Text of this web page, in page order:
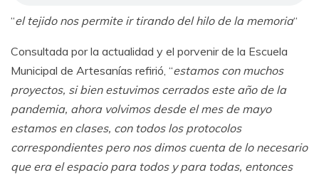
“el tejido nos permite ir tirando del hilo de la memoria“
Consultada por la actualidad y el porvenir de la Escuela
Municipal de Artesanías refirió, “estamos con muchos
proyectos, si bien estuvimos cerrados este año de la
pandemia, ahora volvimos desde el mes de mayo
estamos en clases, con todos los protocolos
correspondientes pero nos dimos cuenta de lo necesario
que era el espacio para todos y para todas, entonces